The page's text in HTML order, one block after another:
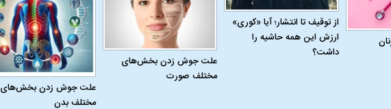
از توقیف تا انتشار؛ آیا «کوری»
ارزش این همه حاشیه را
داشت؟
علت جوش زدن بخش‌های
مختلف صورت
علت جوش زدن بخش‌های
مختلف بدن
دلیل علاقه برخی افراد به فال و طالع‌بینی